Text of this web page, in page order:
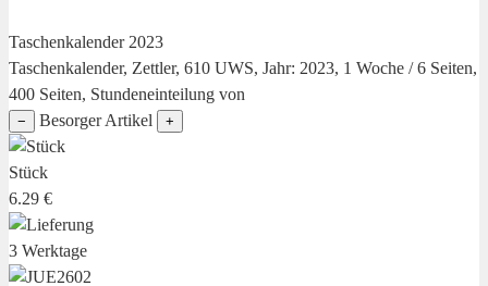
Taschenkalender 2023
Taschenkalender, Zettler, 610 UWS, Jahr: 2023, 1 Woche / 6 Seiten,
400 Seiten, Stundeneinteilung von
− Besorger Artikel +
Stück
6.29 €
3 Werktage